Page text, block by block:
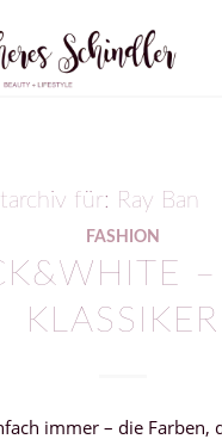
für: Ray Ban
FASHION
KLASSIKER
immer – die Farben,